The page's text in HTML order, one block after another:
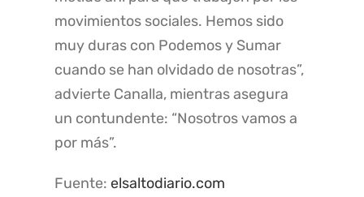
movimientos sociales. Hemos sido
muy duras con Podemos y Sumar
cuando se han olvidado de nosotras”,
advierte Canalla, mientras asegura
un contundente: “Nosotros vamos a
por más”.
Fuente: elsaltodiario.com